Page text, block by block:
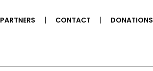
PARTNERS CONTACT DONATIONS